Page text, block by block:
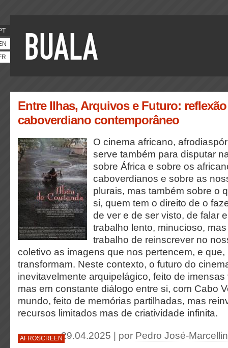
Entre Ilhas, Arquivos e Futuro:
caboverdiano contemporâneo
O cinema africano,
serve também para disputar
sobre África e sobre os
caboverdianos e sobre as
plurais, mas também sobre o
si, quem tem o direito de o
de ver e de ser visto, de falar
trabalho lento, minucioso,
trabalho de reinscrever no
coletivo as imagens que nos pertencem, e
transformam. Neste contexto, o futuro do
inevitavelmente arquipelágico, feito de
mas em constante diálogo entre si, com Cabo
mundo, feito de memórias partilhadas, mas
recursos limitados mas de criatividade infinita.
AFROSCREEN29.04.2025 | por Pedro José-